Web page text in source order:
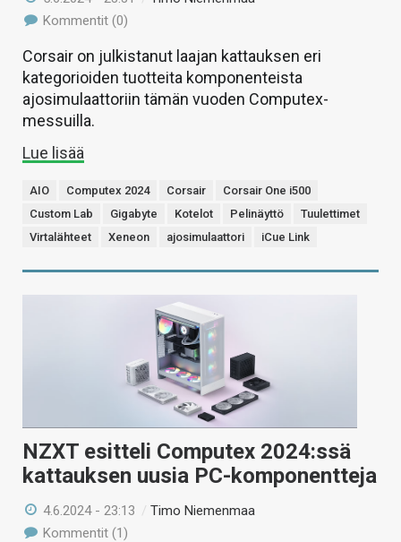
Kommentit (0)
Corsair on julkistanut laajan kattauksen eri
kategorioiden tuotteita komponenteista
ajosimulaattoriin tämän vuoden Computex-
messuilla.
Lue lisää
AIO Computex 2024 Corsair
Corsair One i500
Custom Lab
Gigabyte Kotelot Pelinäyttö
Tuulettimet
Virtalähteet
Xeneon ajosimulaattori iCue Link
NZXT esitteli Computex 2024:ssä
kattauksen uusia PC-komponentteja
4.6.2024 - 23:13 /Timo Niemenmaa
Kommentit (1)